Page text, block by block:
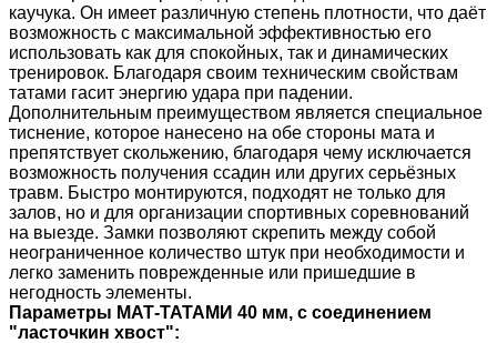
каучука. Он имеет различную степень плотности, что даёт
возможность с максимальной эффективностью его
использовать как для спокойных, так и динамических
тренировок. Благодаря своим техническим свойствам
татами гасит энергию удара при падении.
Дополнительным преимуществом является специальное
тиснение, которое нанесено на обе стороны мата и
препятствует скольжению, благодаря чему исключается
возможность получения ссадин или других серьёзных
травм. Быстро монтируются, подходят не только для
залов, но и для организации спортивных соревнований
на выезде. Замки позволяют скрепить между собой
неограниченное количество штук при необходимости и
легко заменить поврежденные или пришедшие в
негодность элементы.
Параметры МАТ-ТАТАМИ 40 мм, с соединением
"ласточкин хвост":